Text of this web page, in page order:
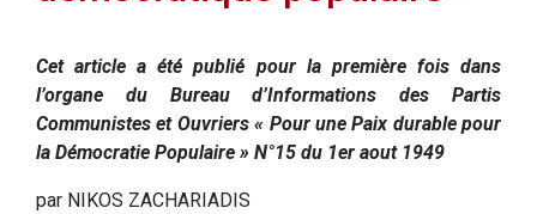
Cet article a été publié pour la première fois dans
l’organe du Bureau d’Informations des Partis
Communistes et Ouvriers « Pour une Paix durable pour
la Démocratie Populaire » N°15 du 1er aout 1949
par NIKOS ZACHARIADIS